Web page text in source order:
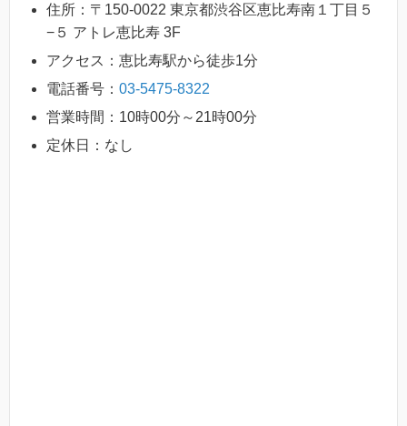
住所：〒150-0022 東京都渋谷区恵比寿南１丁目５
−５ アトレ恵比寿 3F
アクセス：恵比寿駅から徒歩1分
電話番号： 03-5475-8322
営業時間：10時00分～21時00分
定休日：なし